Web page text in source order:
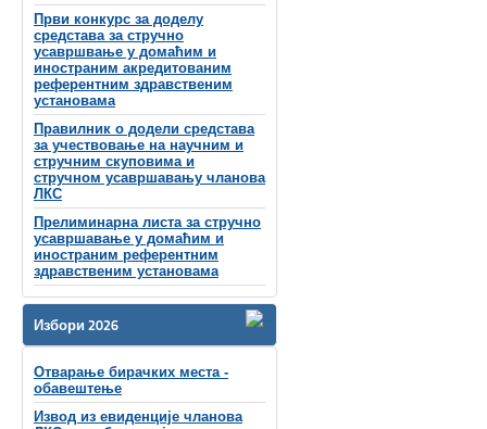
Први конкурс за доделу
средстава за стручно
усавршвање у домаћим и
иностраним акредитованим
референтним здравственим
установама
Правилник о додели средстава
за учествовање на научним и
стручним скуповима и
стручном усавршавању чланова
ЛКС
Прелиминарна листа за стручно
усавршавање у домаћим и
иностраним референтним
здравственим установама
Избори 2026
Отварање бирачких места -
обавештење
Извод из евиденције чланова